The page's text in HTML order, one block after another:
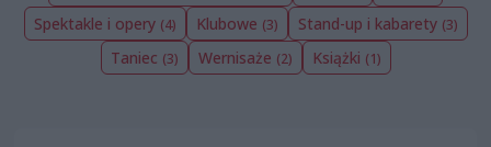
Spektakle i opery (4) Klubowe (3) Stand-up i kabarety (3)
Taniec (3) Wernisaże (2) Książki (1)